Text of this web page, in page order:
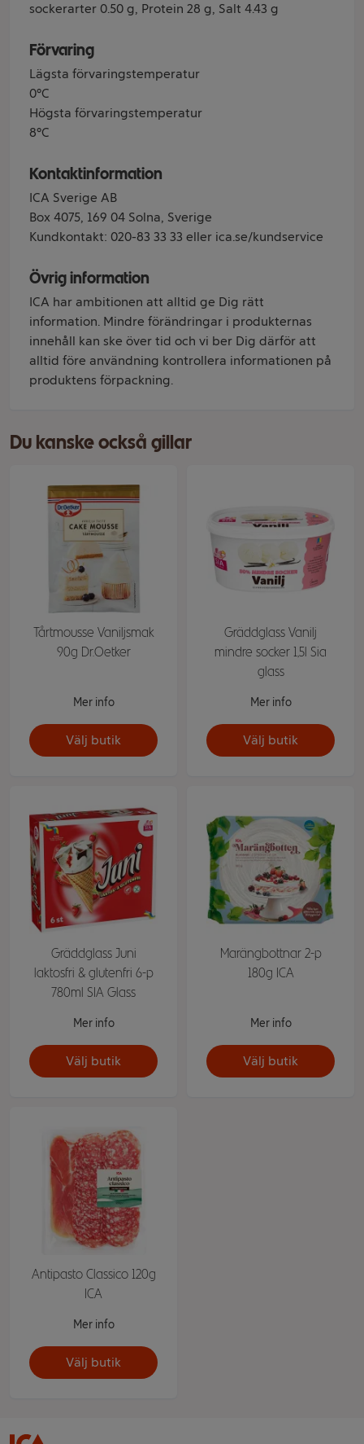
sockerarter 0.50 g, Protein 28 g, Salt 4.43 g
Förvaring
Lägsta förvaringstemperatur
0°C
Högsta förvaringstemperatur
8°C
Kontaktinformation
ICA Sverige AB
Box 4075, 169 04 Solna, Sverige
Kundkontakt: 020-83 33 33 eller ica.se/kundservice
Övrig information
ICA har ambitionen att alltid ge Dig rätt
information. Mindre förändringar i produkternas
innehåll kan ske över tid och vi ber Dig därför att
alltid före användning kontrollera informationen på
produktens förpackning.
Du kanske också gillar
Tårtmousse Vaniljsmak
90g Dr.Oetker
Mer info
Välj butik
Gräddglass Vanilj
mindre socker 1,5l Sia
glass
Mer info
Välj butik
Gräddglass Juni
laktosfri & glutenfri 6-p
780ml SIA Glass
Mer info
Välj butik
Marängbottnar 2-p
180g ICA
Mer info
Välj butik
Antipasto Classico 120g
ICA
Mer info
Välj butik